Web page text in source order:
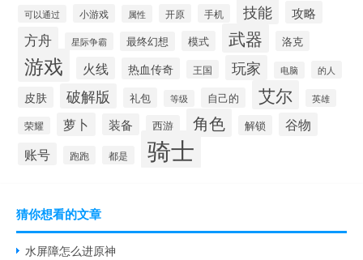
可以通过 小游戏 属性 开原 手机 技能 攻略
方舟 星际争霸 最终幻想 模式 武器 洛克
游戏 火线 热血传奇 王国 玩家 电脑 的人
皮肤 破解版 礼包 等级 自己的 艾尔 英雄
荣耀 萝卜 装备 西游 角色 解锁 谷物
账号 跑跑 都是 骑士
猜你想看的文章
水屏障怎么进原神